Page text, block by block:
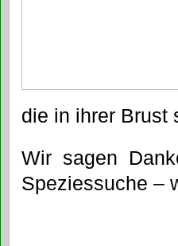
die in ihrer Brust
Wir sagen
Speziessuche –